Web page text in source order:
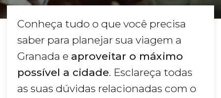
Conheça tudo o que você precisa
saber para planejar sua viagem a
Granada e aproveitar o máximo
possível a cidade. Esclareça todas
as suas dúvidas relacionadas com o